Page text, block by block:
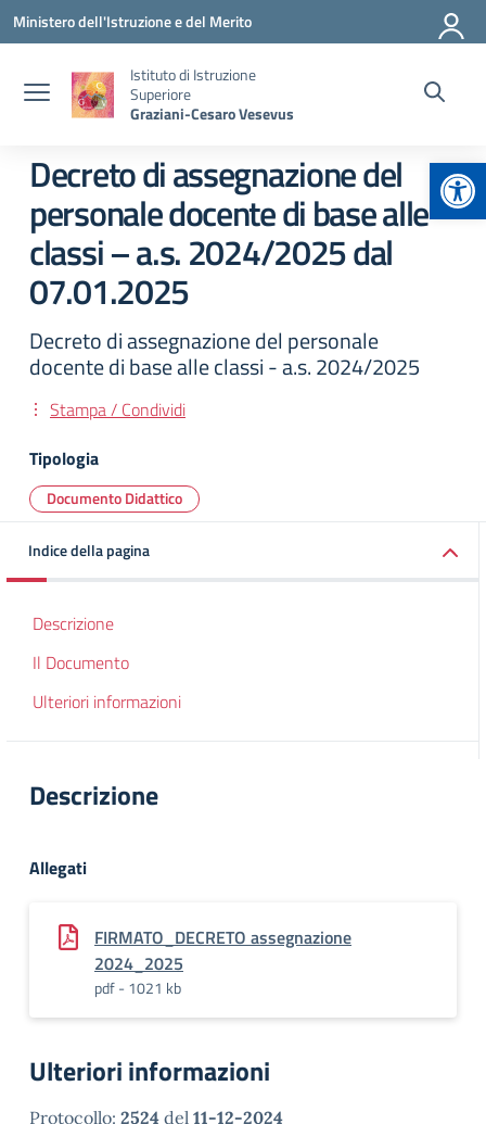
Vai ai contenuti
Vai al menu di navigazione
Vai al footer
Ministero dell'Istruzione e del Merito
Istituto di Istruzione
Superiore
Graziani-Cesaro Vesevus
Decreto di assegnazione del
personale docente di base alle
classi – a.s. 2024/2025 dal
07.01.2025
Decreto di assegnazione del personale
docente di base alle classi - a.s. 2024/2025
Stampa / Condividi
Tipologia
Documento Didattico
Indice della pagina
Descrizione
Il Documento
Ulteriori informazioni
Descrizione
Allegati
FIRMATO_DECRETO assegnazione
2024_2025
pdf - 1021 kb
Ulteriori informazioni
Protocollo: 2524 del 11-12-2024